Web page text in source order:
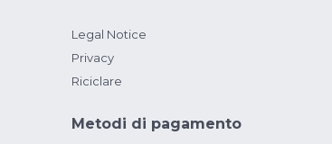
Legal Notice
Privacy
Riciclare
Metodi di pagamento